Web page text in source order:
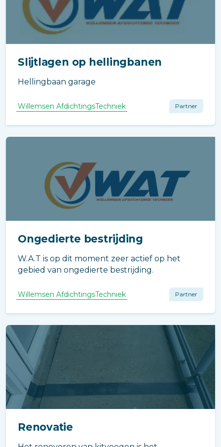
Slijtlagen op hellingbanen
Hellingbaan garage
Willemsen AfdichtingsTechniek Partner
Ongedierte bestrijding
W.A.T is op dit moment zeer actief op het
gebied van ongedierte bestrijding.
Willemsen AfdichtingsTechniek Partner
Renovatie